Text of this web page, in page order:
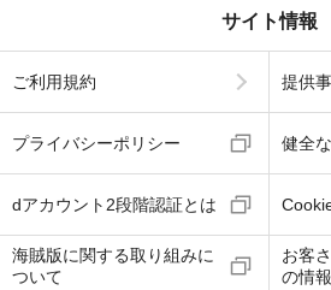
サイト情報
ご利用規約 提供
プライバシーポリシー 健全
dアカウント2段階認証とは
海賊版に関する取り組みに
ついて
お客
の情